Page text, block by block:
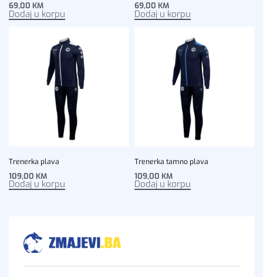
69,00 KM
Dodaj u korpu
69,00 KM
Dodaj u korpu
Trenerka plava
109,00 KM
Dodaj u korpu
Trenerka tamno plava
109,00 KM
Dodaj u korpu